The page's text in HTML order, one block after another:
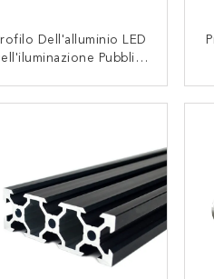
Dell'alluminio LED
Pubblica
CONTATTACI